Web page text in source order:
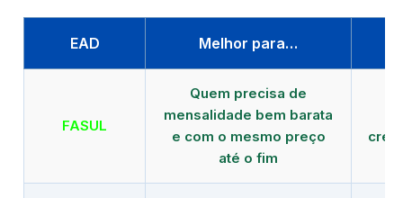
EAD Melhor para…
FASUL
Quem precisa de
mensalidade bem barata
e com o mesmo preço
até o fim